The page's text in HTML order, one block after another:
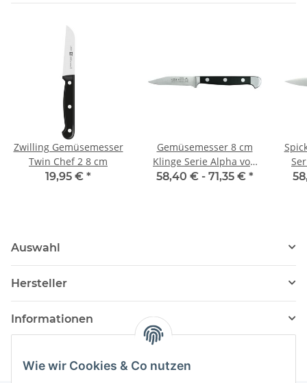
Wie wir Cookies & Co nutzen
Zwilling Gemüsemesser
Twin Chef 2 8 cm
19,95 € *
Gemüsemesser 8 cm
Klinge Serie Alpha von
Güde
58,40 € - 71,35 € *
Auswahl
Hersteller
Informationen